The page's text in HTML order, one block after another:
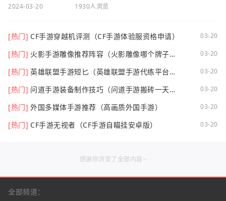
2024-03-20 1930人浏览
[热门] CF手游穿越机评测（CF手游体验服资格申请） 03-20
[热门] 火影手游雕像推荐阵容（火影雕像哪个牌子
03-20
[热门] 英雄联盟手游短匕（英雄联盟手游代练平台哪
03-20
[热门] 问道手游装备制作技巧（问道手游搬砖一天可
03-20
[热门] 外国多媒体手游推荐（高画质外国手游） 03-20
[热门] CF手游无视者（CF手游自瞄挂安卓版） 03-20
感谢你浏览了全部内容~
全部频道：